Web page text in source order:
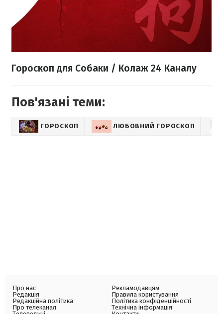
Гороскоп для Собаки / Колаж 24 Каналу
Пов'язані теми:
ГОРОСКОП ЛЮБОВНИЙ ГОРОСКОП
Про нас
Редакція
Редакційна політика
Про телеканал
Рекламодавцям
Правила користування
Політика конфіденційності
Технічна інформація